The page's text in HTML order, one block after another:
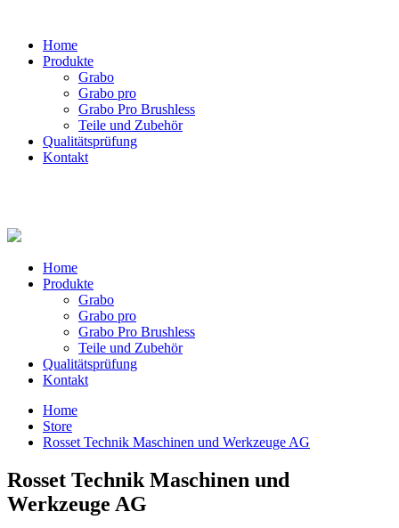
Home
Produkte
Grabo
Grabo pro
Grabo Pro Brushless
Teile und Zubehör
Qualitätsprüfung
Kontakt
Home
Produkte
Grabo
Grabo pro
Grabo Pro Brushless
Teile und Zubehör
Qualitätsprüfung
Kontakt
Home
Store
Rosset Technik Maschinen und Werkzeuge AG
Rosset Technik Maschinen und
Werkzeuge AG